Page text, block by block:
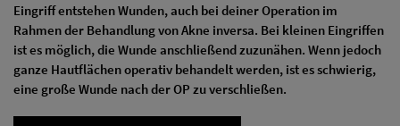
Eingriff entstehen Wunden, auch bei deiner Operation im
Rahmen der Behandlung von Akne inversa. Bei kleinen Eingriffen
ist es möglich, die Wunde anschließend zuzunähen. Wenn jedoch
ganze Hautflächen operativ behandelt werden, ist es schwierig,
eine große Wunde nach der OP zu verschließen.